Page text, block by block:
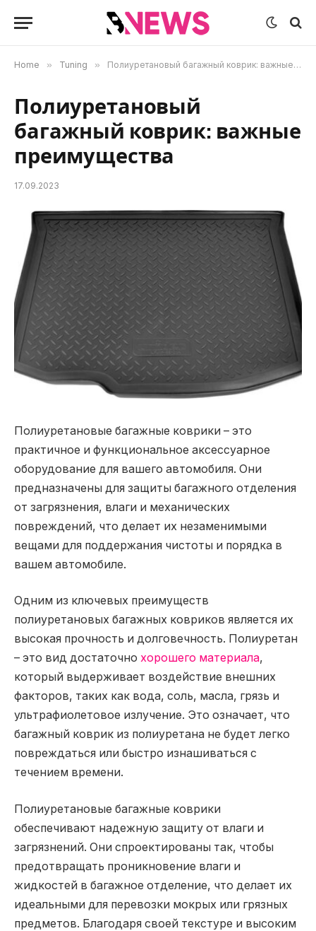
Home » Tuning » Полиуретановый багажный коврик: важные преимущества
Полиуретановый
багажный коврик: важные
преимущества
17.09.2023
Полиуретановые багажные коврики – это
практичное и функциональное аксессуарное
оборудование для вашего автомобиля. Они
предназначены для защиты багажного отделения
от загрязнения, влаги и механических
повреждений, что делает их незаменимыми
вещами для поддержания чистоты и порядка в
вашем автомобиле.
Одним из ключевых преимуществ
полиуретановых багажных ковриков является их
высокая прочность и долговечность. Полиуретан
– это вид достаточно хорошего материала,
который выдерживает воздействие внешних
факторов, таких как вода, соль, масла, грязь и
ультрафиолетовое излучение. Это означает, что
багажный коврик из полиуретана не будет легко
повреждаться или быстро изнашиваться с
течением времени.
Полиуретановые багажные коврики
обеспечивают надежную защиту от влаги и
загрязнений. Они спроектированы так, чтобы
предотвращать проникновение влаги и
жидкостей в багажное отделение, что делает их
идеальными для перевозки мокрых или грязных
предметов. Благодаря своей текстуре и высоким